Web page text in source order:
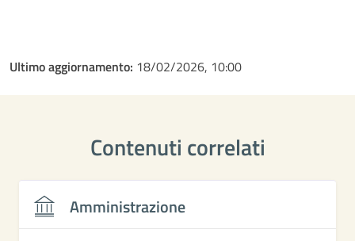
Ultimo aggiornamento: 18/02/2026, 10:00
Contenuti correlati
Amministrazione